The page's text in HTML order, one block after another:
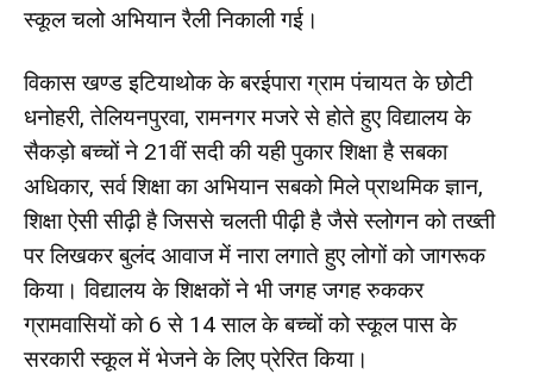
स्कूल चलो अभियान रैली निकाली गई।
विकास खण्ड इटियाथोक के बरईपारा ग्राम पंचायत के छोटी
धनोहरी, तेलियनपुरवा, रामनगर मजरे से होते हुए विद्यालय के
सैकड़ो बच्चों ने 21वीं सदी की यही पुकार शिक्षा है सबका
अधिकार, सर्व शिक्षा का अभियान सबको मिले प्राथमिक ज्ञान,
शिक्षा ऐसी सीढ़ी है जिससे चलती पीढ़ी है जैसे स्लोगन को तख्ती
पर लिखकर बुलंद आवाज में नारा लगाते हुए लोगों को जागरूक
किया। विद्यालय के शिक्षकों ने भी जगह जगह रुककर
ग्रामवासियों को 6 से 14 साल के बच्चों को स्कूल पास के
सरकारी स्कूल में भेजने के लिए प्रेरित किया।